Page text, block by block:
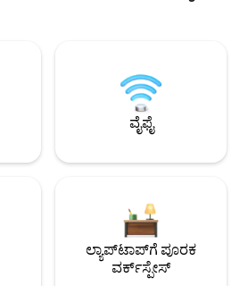
ವೈಫೈ
ಲ್ಯಾಪ್‌ಟಾಪ್‌ಗೆ ಪೂರಕ
ವರ್ಕ್‌ಸ್ಪೇಸ್